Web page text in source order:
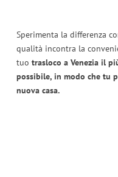
Sperimenta la differenza
qualità incontra la
tuo trasloco a Venezia il
possibile, in modo che tu
nuova casa.